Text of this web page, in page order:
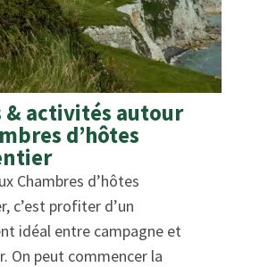
& activités autour
d’hôtes
Chambres d’hôtes
c’est profiter d’un
idéal entre campagne et
On peut commencer la